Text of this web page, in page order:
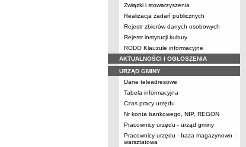
Związki i stowarzyszenia
Realizacja zadań publicznych
Rejestr zbiorów danych osobowych
Rejestr instytucji kultury
RODO Klauzule informacyjne
AKTUALNOŚCI I OGŁOSZENIA
URZĄD GMINY
Dane teleadresowe
Tabela informacyjna
Czas pracy urzędu
Nr konta bankowego, NIP, REGON
Pracownicy urzędu - urząd gminy
Pracownicy urzędu - baza magazynowo -
warsztatowa